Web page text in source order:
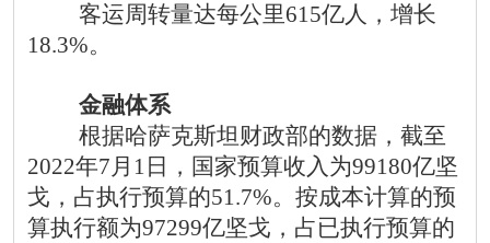
客运周转量达每公里615亿人，增长
18.3%。
金融体系
根据哈萨克斯坦财政部的数据，截至
2022年7月1日，国家预算收入为99180亿坚
戈，占执行预算的51.7%。按成本计算的预
算执行额为97299亿坚戈，占已执行预算的